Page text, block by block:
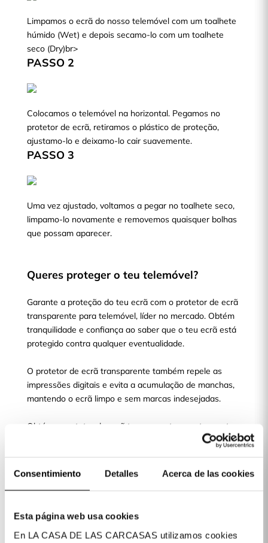
Consentimiento Detalles Acerca de las cookies
Esta página web usa cookies
En LA CASA DE LAS CARCASAS utilizamos cookies
Limpamos o ecrã do nosso telemóvel com um toalhete
húmido (Wet) e depois secamo-lo com um toalhete
seco (Dry)br>
PASSO 2
Colocamos o telemóvel na horizontal. Pegamos no
protetor de ecrã, retiramos o plástico de proteção,
ajustamo-lo e deixamo-lo cair suavemente.
PASSO 3
Uma vez ajustado, voltamos a pegar no toalhete seco,
limpamo-lo novamente e removemos quaisquer bolhas
que possam aparecer.
Queres proteger o teu telemóvel?
Garante a proteção do teu ecrã com o protetor de ecrã
transparente para telemóvel, líder no mercado. Obtém
tranquilidade e confiança ao saber que o teu ecrã está
protegido contra qualquer eventualidade.
O protetor de ecrã transparente também repele as
impressões digitais e evita a acumulação de manchas,
mantendo o ecrã limpo e sem marcas indesejadas.
Obtém o protetor de ecrã transparente e protege o teu
protege o seu ecrã